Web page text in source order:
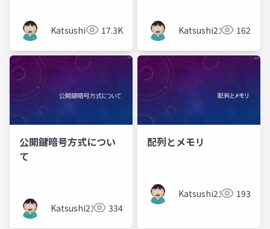
Katsushi21 17.3K Katsushi21 162
公開鍵暗号方式につい
て
Katsushi21 334
配列とメモリ
Katsushi21 193